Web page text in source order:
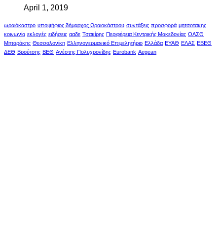
April 1, 2019
ωραιόκαστρο υποψήφιος δήμαρχος Ωραιοκάστρου συντάξεις προσφορά μητσοτακης
κοινωνία εκλογές ειδήσεις ααδε Τσακίρης Περιφέρεια Κεντρικής Μακεδονίας ΟΑΣΘ
Μηταράκης Θεσσαλονίκη Ελληνογερμανικό Επιμελητήριο Ελλάδα ΕΥΑΘ ΕΛΑΣ ΕΒΕΘ
ΔΕΘ Βρούτσης ΒΕΘ Ανέστης Πολυχρονίδης Eurobank Aegean